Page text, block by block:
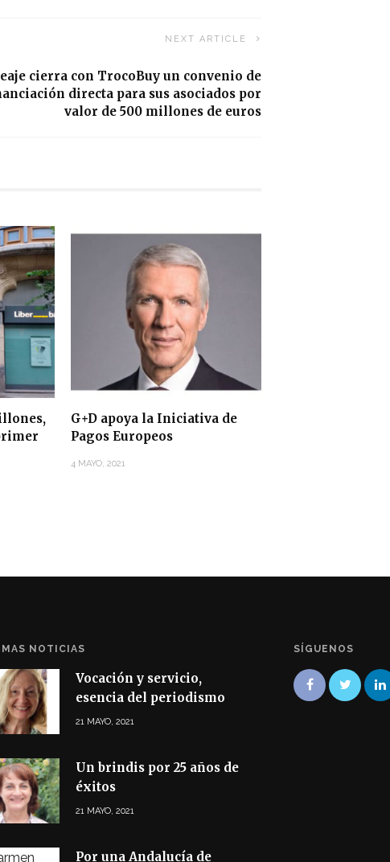
NEXT ARTICLE
cierra con TrocoBuy un convenio de
directa para sus asociados por
valor de 500 millones de euros
G+D apoya la Iniciativa de
Pagos Europeos
4 MAYO, 2021
NOTICIAS
Vocación y servicio,
esencia del periodismo
21 MAYO, 2021
Un brindis por 25 años de
éxitos
21 MAYO, 2021
Por una Andalucía de
SÍGUENOS